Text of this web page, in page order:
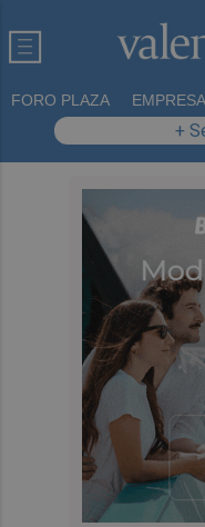
FORO PLAZA
+